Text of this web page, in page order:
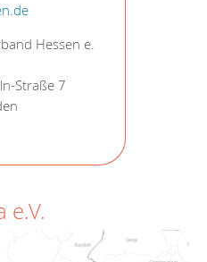
Hessen e.
Straße 7
e.V.